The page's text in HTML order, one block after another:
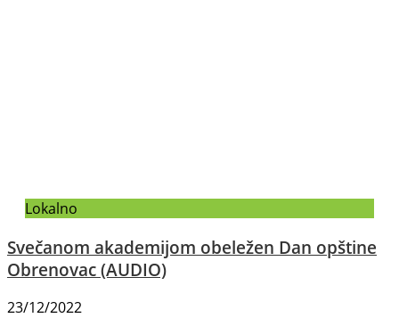
Lokalno
Svečanom akademijom obeležen Dan opštine
Obrenovac (AUDIO)
23/12/2022